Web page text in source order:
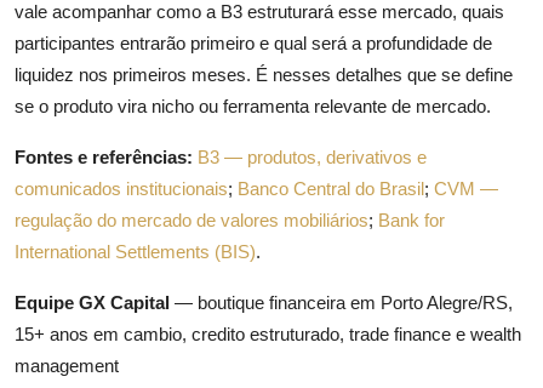
vale acompanhar como a B3 estruturará esse mercado, quais
participantes entrarão primeiro e qual será a profundidade de
liquidez nos primeiros meses. É nesses detalhes que se define
se o produto vira nicho ou ferramenta relevante de mercado.
Fontes e referências: B3 — produtos, derivativos e
comunicados institucionais; Banco Central do Brasil; CVM —
regulação do mercado de valores mobiliários; Bank for
International Settlements (BIS).
Equipe GX Capital — boutique financeira em Porto Alegre/RS,
15+ anos em cambio, credito estruturado, trade finance e wealth
management